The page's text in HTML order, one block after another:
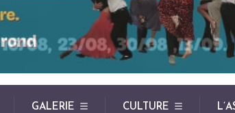
GALERIE CULTURE